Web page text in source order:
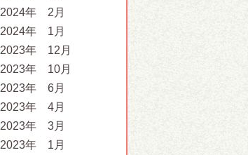
2024年 2月
2024年 1月
2023年 12月
2023年 10月
2023年 6月
2023年 4月
2023年 3月
2023年 1月